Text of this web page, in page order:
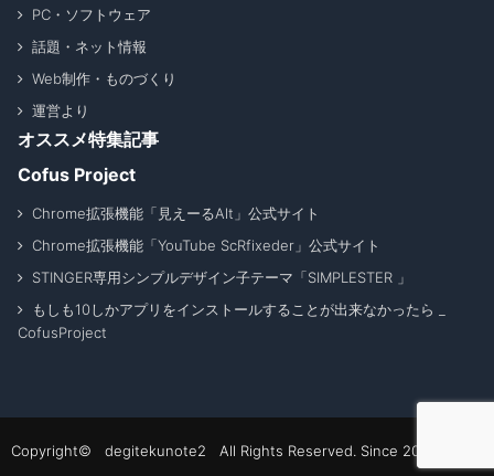
PC・ソフトウェア
話題・ネット情報
Web制作・ものづくり
運営より
オススメ特集記事
Cofus Project
Chrome拡張機能「見えーるAlt」公式サイト
Chrome拡張機能「YouTube ScRfixeder」公式サイト
STINGER専用シンプルデザイン子テーマ「SIMPLESTER 」
もしも10しかアプリをインストールすることが出来なかったら _
CofusProject
Copyright© degitekunote2 All Rights Reserved. Since 2011 - 2026